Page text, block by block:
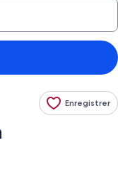
Enregistrer